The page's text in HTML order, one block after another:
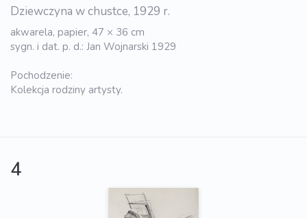
Dziewczyna w chustce, 1929 r.
akwarela, papier, 47 × 36 cm
sygn. i dat. p. d.: Jan Wojnarski 1929
Pochodzenie:
Kolekcja rodziny artysty.
4